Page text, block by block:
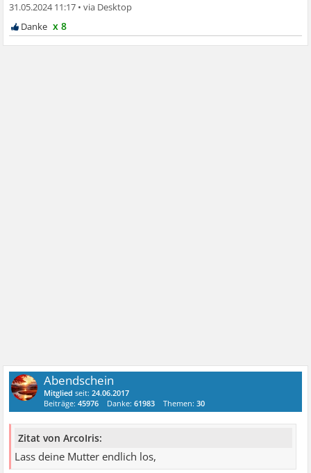
31.05.2024 11:17 •
x 8
Abendschein
Mitglied seit:24.06.2017
Beiträge:45976 Danke:61983 Themen:30
Zitat von ArcoIris:
Lass deine Mutter endlich los,